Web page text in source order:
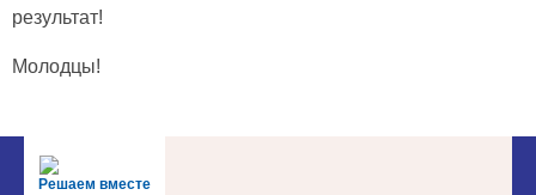
результат!
Молодцы!
Решаем вместе